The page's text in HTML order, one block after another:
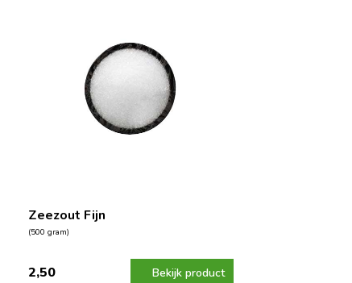
Zeezout Fijn
(500 gram)
2,50 Bekijk product